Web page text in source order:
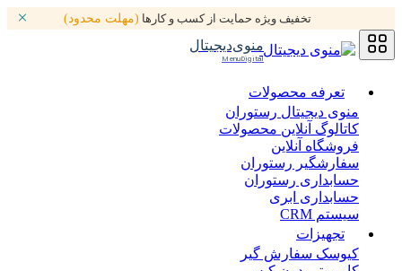
تخفیف ویژه حمایت از کسب و کارها (مهلت محدود)
منوی‌دیجیتال
MenuDigital
تعرفه محصولات
منوی دیجیتال رستوران
کاتالوگ آنلاین محصولات
فروشگاه آنلاین
سفارشگیر رستوران
حسابداری رستوران
حسابداری ابری
سیستم CRM
تجهیزات
کیوسک سفارش گیر